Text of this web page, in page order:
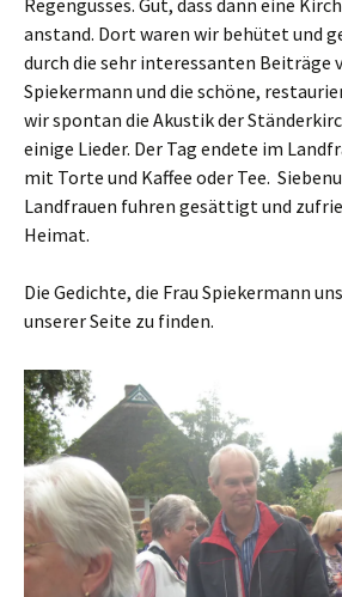
anstand. Dort waren wir behütet und
durch die sehr interessanten Beiträge
Spiekermann und die schöne,
wir spontan die Akustik der
einige Lieder. Der Tag endete im
mit Torte und Kaffee oder Tee.
Landfrauen fuhren gesättigt und
Heimat.
Die Gedichte, die Frau Spiekermann
unserer Seite zu finden.